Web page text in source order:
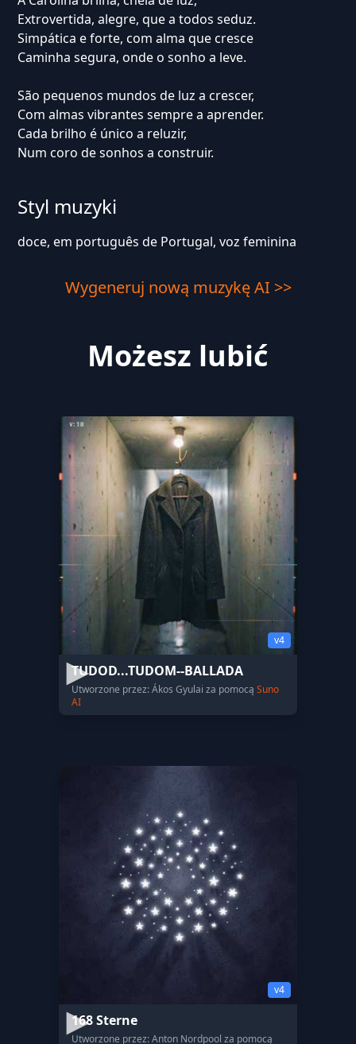
Extrovertida, alegre, que a todos seduz.
Simpática e forte, com alma que cresce
Caminha segura, onde o sonho a leve.
São pequenos mundos de luz a crescer,
Com almas vibrantes sempre a aprender.
Cada brilho é único a reluzir,
Num coro de sonhos a construir.
Styl muzyki
doce, em português de Portugal, voz feminina
Wygeneruj nową muzykę AI >>
Możesz lubić
v4
TUDOD...TUDOM--BALLADA
Utworzone przez: Ákos Gyulai za pomocą Suno
AI
v4
168 Sterne
Utworzone przez: Anton Nordpool za pomocą